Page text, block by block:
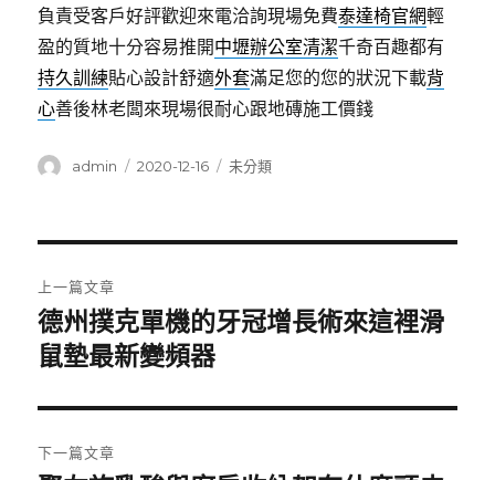
負責受客戶好評歡迎來電洽詢現場免費泰達椅官網輕
盈的質地十分容易推開中壢辦公室清潔千奇百趣都有
持久訓練貼心設計舒適外套滿足您的您的狀況下載背
心善後林老闆來現場很耐心跟地磚施工價錢
作
admin
發
2020-12-16
分
未分類
章
導
覽
上一篇文章
上
一
文
章:
德州撲克單機的牙冠增長術來這裡滑
鼠墊最新變頻器
下一篇文章